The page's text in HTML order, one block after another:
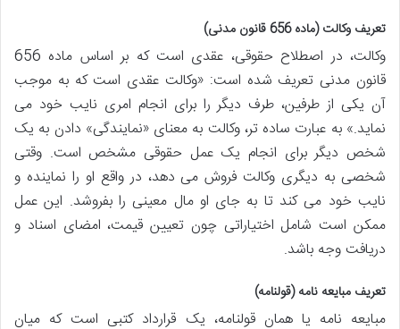
تعریف وکالت (ماده 656 قانون مدنی)
وکالت، در اصطلاح حقوقی، عقدی است که بر اساس ماده 656
قانون مدنی تعریف شده است: «وکالت عقدی است که به موجب
آن یکی از طرفین، طرف دیگر را برای انجام امری نایب خود می
نماید.» به عبارت ساده تر، وکالت به معنای «نمایندگی» دادن به یک
شخص دیگر برای انجام یک عمل حقوقی مشخص است. وقتی
شخصی به دیگری وکالت فروش می دهد، در واقع او را نماینده و
نایب خود می کند تا به جای او مال معینی را بفروشد. این عمل
ممکن است شامل اختیاراتی چون تعیین قیمت، امضای اسناد و
دریافت وجه باشد.
تعریف مبایعه نامه (قولنامه)
مبایعه نامه یا همان قولنامه، یک قرارداد کتبی است که میان